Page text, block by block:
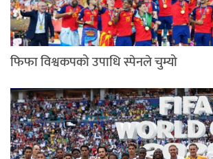
फिफा विश्वकपको उपाधि स्पेनले चुम्यो